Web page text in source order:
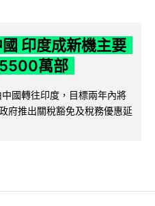
印度成新機主要
萬部
國轉往印度，目標兩年內將
府推出關稅豁免及稅務優惠延